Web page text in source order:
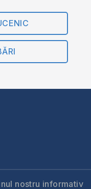
nostru informativ